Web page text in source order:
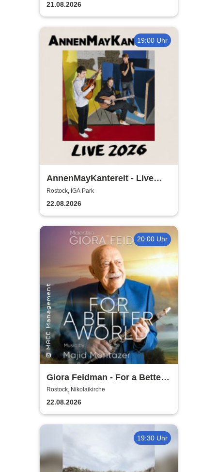
21.08.2026
19:00 Uhr
AnnenMayKantereit - Live
2026
Rostock, IGA Park
22.08.2026
20:00 Uhr
Giora Feidman - For a Better
World
Rostock, Nikolaikirche
22.08.2026
19:30 Uhr